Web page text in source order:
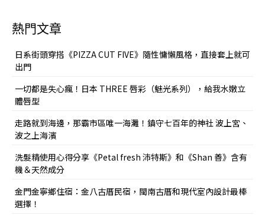
熱門文章
日系街頭穿搭《PIZZA CUT FIVE》隨性慵懶風格，直接套上就可
出門
一切都是失心瘋！日本 THREE 唇彩（魅光系列），給我水嫩立
體唇型
走路就到海邊，那霸市區唯一海灘！鎮守七百年的神社 波上宮、
波之上海濱
洗髮精使用心得分享《Petal fresh 沛特斯》和《Shan 善》含有
機＆天然成分
金門金寧鄉住宿：金八古厝民宿，閩南古厝和現代室內設計最棒
選擇！